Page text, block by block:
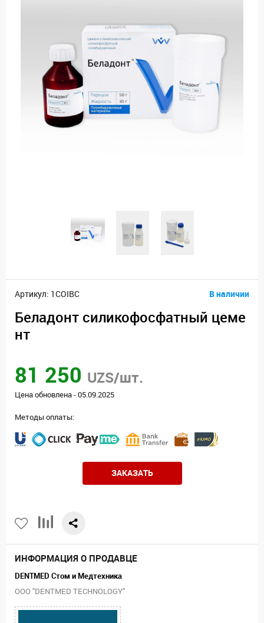
Артикул: 1COIBC В наличии
Беладонт силикофосфатный цеме
нт
81 250 UZS/шт.
Цена обновлена - 05.09.2025
Методы оплаты:
ЗАКАЗАТЬ
ИНФОРМАЦИЯ О ПРОДАВЦЕ
DENTMED Стом и Медтехника
ООО "DENTMED TECHNOLOGY"